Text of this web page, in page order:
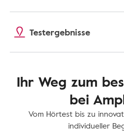
Testergebnisse
Ihr Weg zum
bei
Vom Hörtest bis zu
individueller